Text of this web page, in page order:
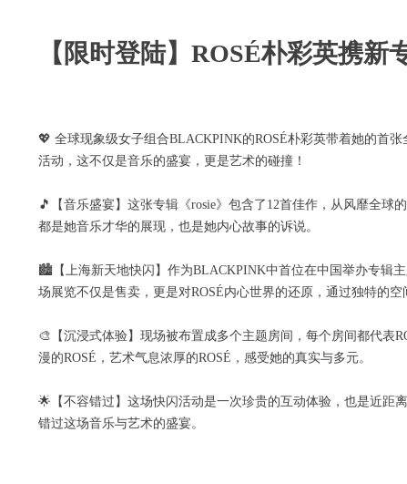
【限时登陆】ROSÉ朴彩英携
💖 全球现象级女子组合BLACKPINK的ROSÉ朴彩英带着她的首
活动，这不仅是音乐的盛宴，更是艺术的碰撞！
🎵【音乐盛宴】这张专辑《rosie》包含了12首佳作，从风靡全球
都是她音乐才华的展现，也是她内心故事的诉说。
🏙【上海新天地快闪】作为BLACKPINK中首位在中国举办专辑
场展览不仅是售卖，更是对ROSÉ内心世界的还原，通过独特的
🎨【沉浸式体验】现场被布置成多个主题房间，每个房间都代表
漫的ROSÉ，艺术气息浓厚的ROSÉ，感受她的真实与多元。
🌟【不容错过】这场快闪活动是一次珍贵的互动体验，也是近距
错过这场音乐与艺术的盛宴。